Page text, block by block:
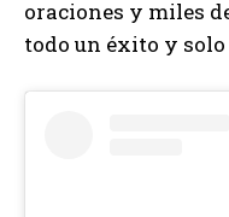
oraciones y miles
todo un éxito y solo